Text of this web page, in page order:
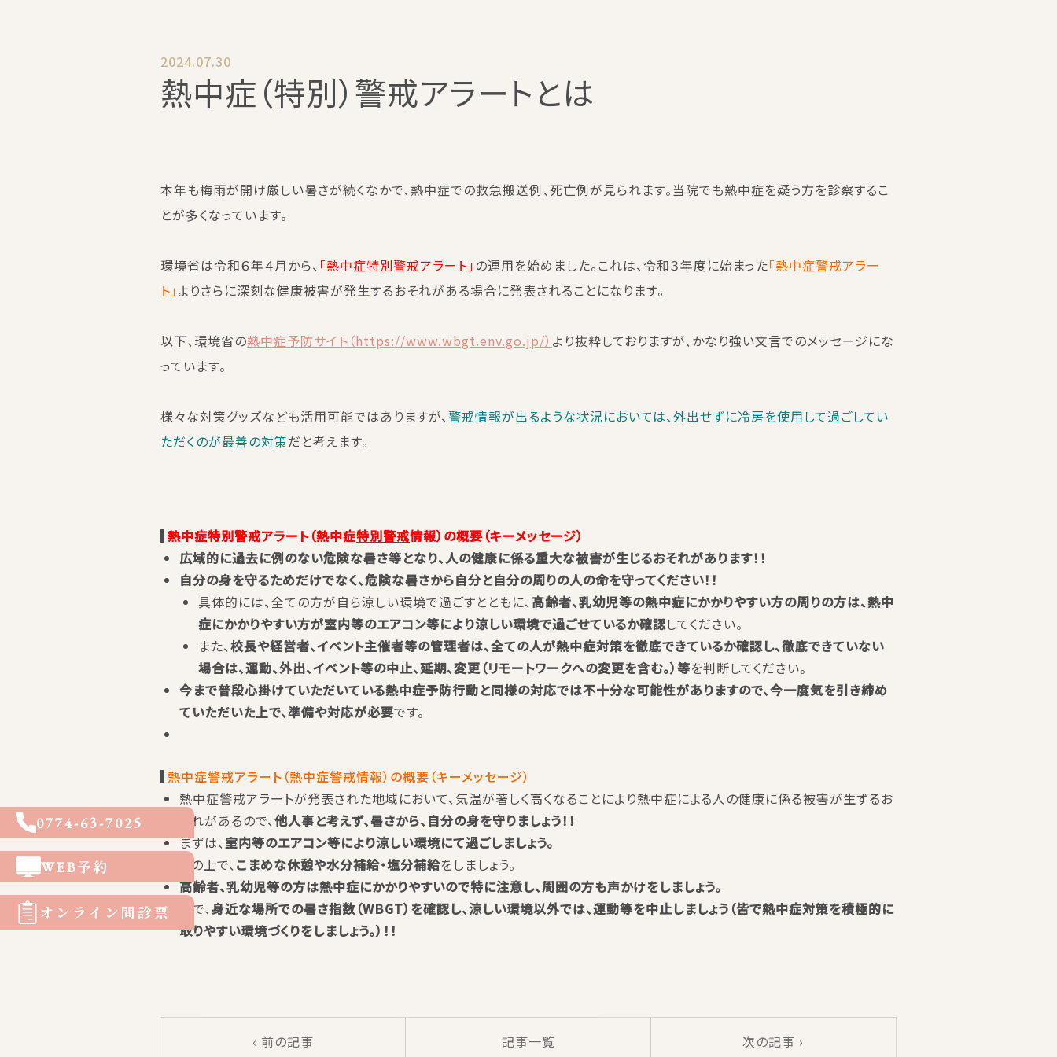
2024.07.30
熱中症（特別）警戒アラートとは
本年も梅雨が開け厳しい暑さが続くなかで、熱中症での救急搬送例、死亡例が見られます。当院でも熱中症を疑う方を診察するこ
とが多くなっています。
環境省は令和６年４月から、 「熱中症特別警戒アラート」 の運用を始めました。これは、令和３年度に始まった「熱中症警戒アラー
ト」よりさらに深刻な健康被害が発生するおそれがある場合に発表されることになります。
以下、環境省の熱中症予防サイト（https://www.wbgt.env.go.jp/） より抜粋しておりますが、かなり強い文言でのメッセージにな
っています。
様々な対策グッズなども活用可能ではありますが、警戒情報が出るような状況においては、外出せずに冷房を使用して過ごしてい
ただくのが最善の対策だと考えます。
熱中症特別警戒アラート（熱中症特別警戒情報）の概要（キーメッセージ）
広域的に過去に例のない危険な暑さ等となり、人の健康に係る重大な被害が生じるおそれがあります！！
自分の身を守るためだけでなく、危険な暑さから自分と自分の周りの人の命を守ってください！！
具体的には、全ての方が自ら涼しい環境で過ごすとともに、 高齢者、乳幼児等の熱中症にかかりやすい方の周りの方は、熱中
症にかかりやすい方が室内等のエアコン等により涼しい環境で過ごせているか確認してください。
また、校長や経営者、イベント主催者等の管理者は、全ての人が熱中症対策を徹底できているか確認し、徹底できていない
場合は、運動、外出、イベント等の中止、延期、変更（リモートワークへの変更を含む。）等を判断してください。
今まで普段心掛けていただいている熱中症予防行動と同様の対応では不十分な可能性がありますので、今一度気を引き締め
ていただいた上で、準備や対応が必要です。
熱中症警戒アラート（熱中症警戒情報）の概要（キーメッセージ）
熱中症警戒アラートが発表された地域において、気温が著しく高くなることにより熱中症による人の健康に係る被害が生ずるお
それがあるので、他人事と考えず、暑さから、自分の身を守りましょう！！
まずは、 室内等のエアコン等により涼しい環境にて過ごしましょう。
その上で、 こまめな休憩や水分補給・塩分補給をしましょう。
高齢者、乳幼児等の方は熱中症にかかりやすいので特に注意し、周囲の方も声かけをしましょう。
皆で、身近な場所での暑さ指数（WBGT）を確認し、涼しい環境以外では、運動等を中止しましょう（皆で熱中症対策を積極的に
取りやすい環境づくりをしましょう。）！！
‹ 前の記事 記事一覧 次の記事 ›
0774-63-7025
WEB予約
オンライン問診票